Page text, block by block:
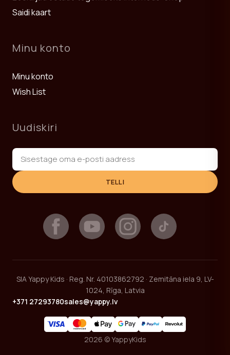
Saidi kaart
Minu konto
Minu konto
Wish List
Uudiskiri
TELLI
SIA Yappy Kids · Reg. Nr. 40103862792 · Zemitāna iela 9, LV-
1024, Rīga, Latvia
+371 27293780sales@yappy.lv
2026 © YappyKids